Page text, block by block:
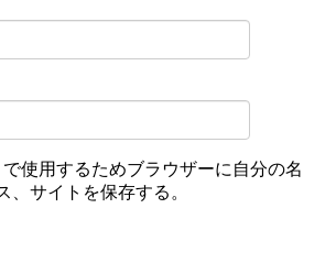
使用するためブラウザーに自分の名
、サイトを保存する。